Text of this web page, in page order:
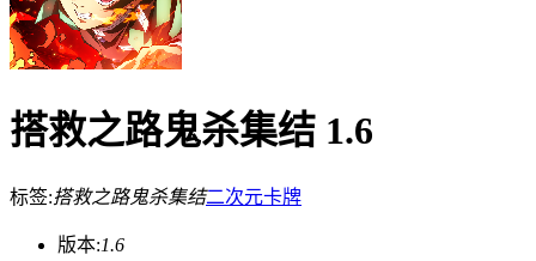
搭救之路鬼杀集结 1.6
标签:搭救之路鬼杀集结二次元卡牌
版本:1.6